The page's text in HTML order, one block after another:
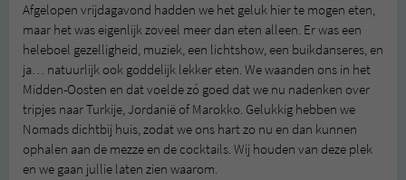
Afgelopen vrijdagavond hadden we het geluk hier te mogen eten,
maar het was eigenlijk zoveel meer dan eten alleen. Er was een
heleboel gezelligheid, muziek, een lichtshow, een buikdanseres, en
ja… natuurlijk ook goddelijk lekker eten. We waanden ons in het
Midden-Oosten en dat voelde zó goed dat we nu nadenken over
tripjes naar Turkije, Jordanië of Marokko. Gelukkig hebben we
Nomads dichtbij huis, zodat we ons hart zo nu en dan kunnen
ophalen aan de mezze en de cocktails. Wij houden van deze plek
en we gaan jullie laten zien waarom.